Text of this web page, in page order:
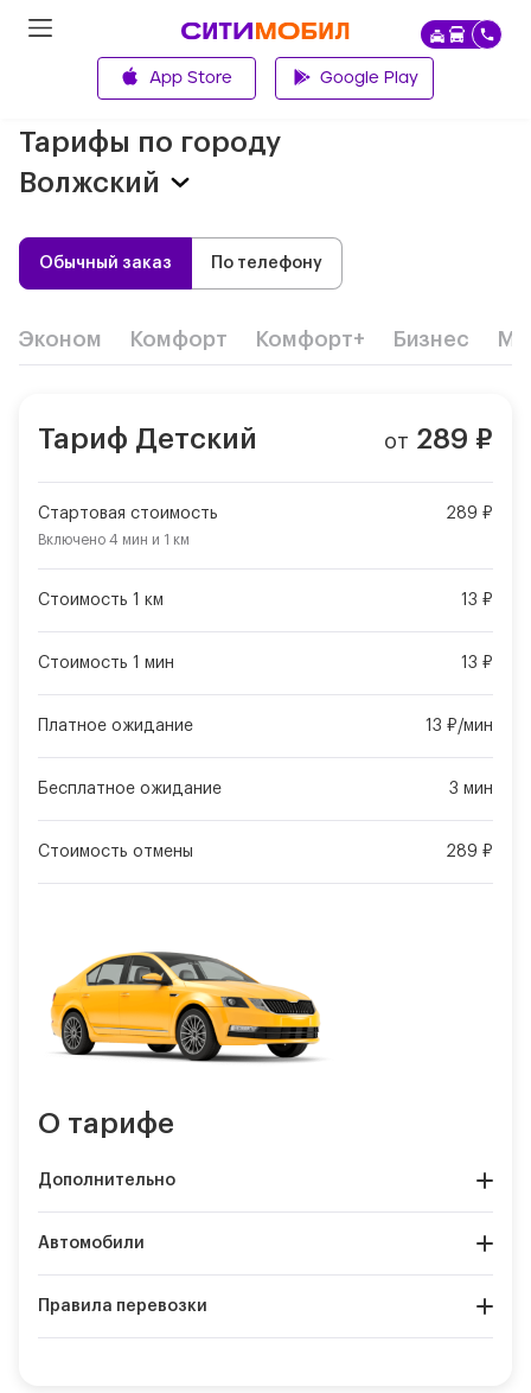
App Store Google Play
Тарифы по городу
Волжский
Обычный заказ По телефону
Эконом Комфорт Комфорт+ Бизнес
Тариф Детский от 289 ₽
Стартовая стоимость 289 ₽
Включено 4 мин и 1 км
Стоимость 1 км 13 ₽
Стоимость 1 мин 13 ₽
Платное ожидание 13 ₽/мин
Бесплатное ожидание 3 мин
Стоимость отмены 289 ₽
О тарифе
Дополнительно
Автомобили
Правила перевозки